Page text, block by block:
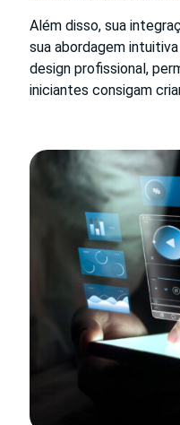
Além disso, sua
sua abordagem
design profissional,
iniciantes consigam